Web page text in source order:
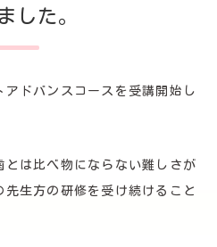
した。
ドバンスコースを受講開始し
は比べ物にならない難しさが
生方の研修を受け続けること